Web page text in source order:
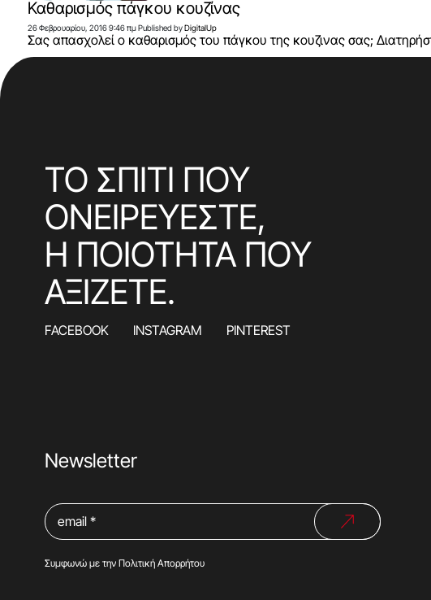
Καθαρισμός πάγκου κουζίνας
26 Φεβρουαρίου, 2016 9:46 πμ Published by DigitalUp
Σας απασχολεί o καθαρισμός του πάγκου της κουζινας σας;
ΤΟ ΣΠΙΤΙ ΠΟΥ
ΟΝΕΙΡΕΥΕΣΤΕ,
Η ΠΟΙΟΤΗΤΑ ΠΟΥ
ΑΞΙΖΕΤΕ.
FACEBOOK INSTAGRAM PINTEREST
Newsletter
Συμφωνώ με την Πολιτική Απορρήτου